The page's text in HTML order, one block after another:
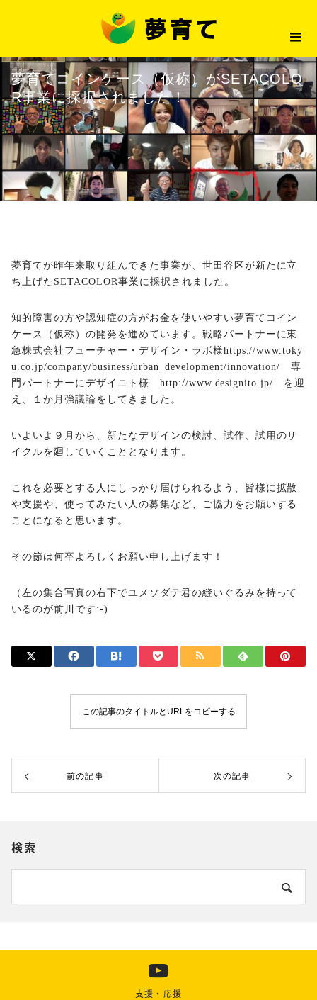
最新情報
最新情報
夢育てコインケース（仮称）がSETACOLO
R事業に採択されました！
夢育てが昨年来取り組んできた事業が、世田谷区が新たに立
ち上げたSETACOLOR事業に採択されました。
知的障害の方や認知症の方がお金を使いやすい夢育てコイン
ケース（仮称）の開発を進めています。戦略パートナーに東
急株式会社フューチャー・デザイン・ラボ様https://www.toky
u.co.jp/company/business/urban_development/innovation/ 専
門パートナーにデザイニト様 http://www.designito.jp/ を迎
え、１か月強議論をしてきました。
いよいよ９月から、新たなデザインの検討、試作、試用のサ
イクルを廻していくこととなります。
これを必要とする人にしっかり届けられるよう、皆様に拡散
や支援や、使ってみたい人の募集など、ご協力をお願いする
ことになると思います。
その節は何卒よろしくお願い申し上げます！
（左の集合写真の右下でユメソダテ君の縫いぐるみを持って
いるのが前川です:-)
この記事のタイトルとURLをコピーする
前の記事 次の記事
検索
支援・応援